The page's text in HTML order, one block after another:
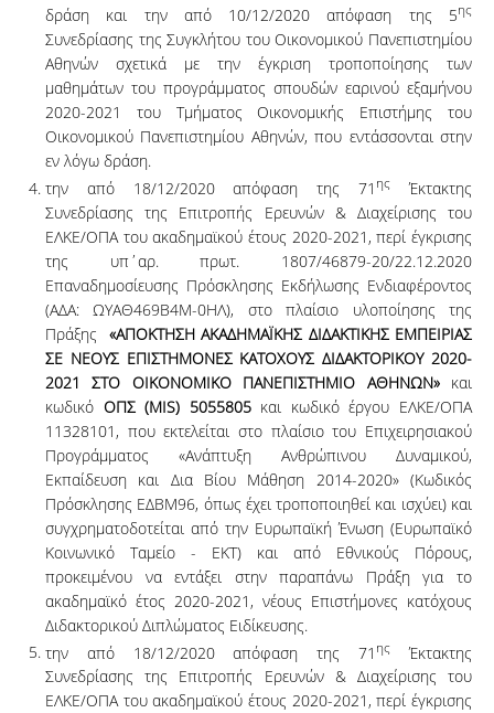
δράση και την από 10/12/2020 απόφαση της 5ης
Συνεδρίασης της Συγκλήτου του Οικονομικού Πανεπιστημίου
Αθηνών σχετικά με την έγκριση τροποποίησης των
μαθημάτων του προγράμματος σπουδών εαρινού εξαμήνου
2020-2021 του Τμήματος Οικονομικής Επιστήμης του
Οικονομικού Πανεπιστημίου Αθηνών, που εντάσσονται στην
εν λόγω δράση.
την από 18/12/2020 απόφαση της 71 ης
Έκτακτης
Συνεδρίασης της Επιτροπής Ερευνών & Διαχείρισης του
ΕΛΚΕ/ΟΠΑ του ακαδημαϊκού έτους 2020-2021, περί έγκρισης
της υπ΄αρ. πρωτ. 1807/46879-20/22.12.2020
Επαναδημοσίευσης Πρόσκλησης Εκδήλωσης Ενδιαφέροντος
(ΑΔΑ: ΩΥΑΘ469Β4Μ-0ΗΛ), στο πλαίσιο υλοποίησης της
Πράξης «ΑΠΟΚΤΗΣΗ ΑΚΑΔΗΜΑΪΚΗΣ ΔΙΔΑΚΤΙΚΗΣ ΕΜΠΕΙΡΙΑΣ
ΣΕ ΝΕΟΥΣ ΕΠΙΣΤΗΜΟΝΕΣ ΚΑΤΟΧΟΥΣ ΔΙΔΑΚΤΟΡΙΚΟΥ 2020-
2021 ΣΤΟ ΟΙΚΟΝΟΜΙΚΟ ΠΑΝΕΠΙΣΤΗΜΙΟ ΑΘΗΝΩΝ»και
κωδικό ΟΠΣ (MIS) 5055805 και κωδικό έργου ΕΛΚΕ/ΟΠΑ
11328101, που εκτελείται στο πλαίσιο του Επιχειρησιακού
Προγράμματος «Ανάπτυξη Ανθρώπινου Δυναμικού,
Εκπαίδευση και Δια Βίου Μάθηση 2014-2020» (Κωδικός
Πρόσκλησης ΕΔΒΜ96, όπως έχει τροποποιηθεί και ισχύει) και
συγχρηματοδοτείται από την Ευρωπαϊκή Ένωση (Ευρωπαϊκό
Κοινωνικό Ταμείο - ΕΚΤ) και από Εθνικούς Πόρους,
προκειμένου να εντάξει στην παραπάνω Πράξη για το
ακαδημαϊκό έτος 2020-2021, νέους Επιστήμονες κατόχους
Διδακτορικού Διπλώματος Ειδίκευσης.
την από 18/12/2020 απόφαση της 71 ης
Έκτακτης
Συνεδρίασης της Επιτροπής Ερευνών & Διαχείρισης του
ΕΛΚΕ/ΟΠΑ του ακαδημαϊκού έτους 2020-2021, περί έγκρισης